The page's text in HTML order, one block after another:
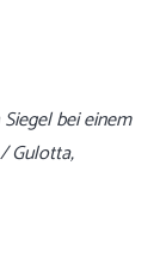
bei einem
Gulotta,